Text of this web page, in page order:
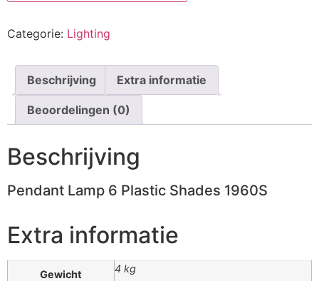
Categorie: Lighting
Beschrijving Extra informatie
Beoordelingen (0)
Beschrijving
Pendant Lamp 6 Plastic Shades 1960S
Extra informatie
Gewicht 4 kg